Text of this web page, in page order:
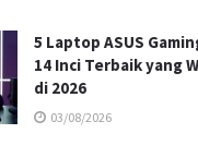
5 Laptop ASUS
14 Inci Terbaik yang
di 2026
03/08/2026